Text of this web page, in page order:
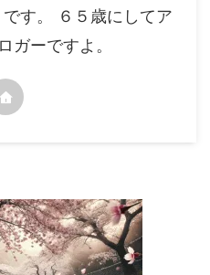
す。 ６５歳にしてア
ガーですよ。